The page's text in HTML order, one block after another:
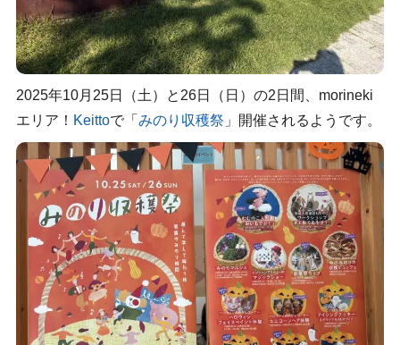
2025年10月25日（土）と26日（日）の2日間、morineki
エリア！ Keittoで「 みのり収穫祭 」開催されるようです。